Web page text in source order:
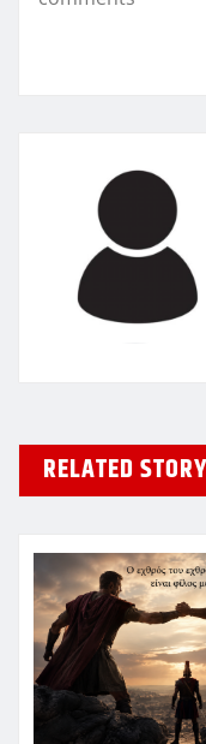
k
RELATED STORY